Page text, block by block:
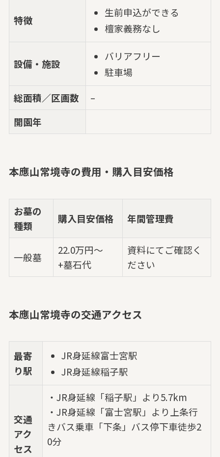
特徴
生前申込ができる
檀家義務なし
設備・施設
バリアフリー
駐車場
総面積／区画数
–
開園年
本應山常境寺の費用・購入目安価格
お墓の
種類
購入目安価格 年間管理費
一般墓
22.0万円～
+墓石代
資料にてご確認く
ださい
本應山常境寺の交通アクセス
最寄
り駅
JR身延線富士宮駅
JR身延線稲子駅
交通
アク
セス
・JR身延線「稲子駅」より5.7km
・JR身延線「富士宮駅」より上条行
きバス乗車「下条」バス停下車徒歩2
0分